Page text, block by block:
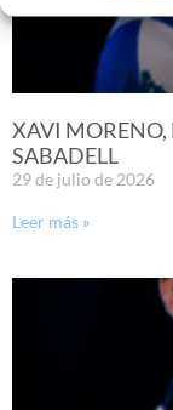
XAVI MORENO,
SABADELL
29 de julio de 2026
Leer más »